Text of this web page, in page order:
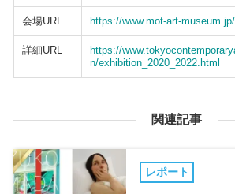
会場URL https://www.mot-art-museum.jp/
詳細URL
https://
n/exhibition_2020_2022.html
関連記事
レポート